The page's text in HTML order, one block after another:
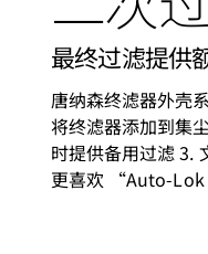
最终过滤提供
唐纳森终滤器外壳
将终滤器添加到集
时提供备用过滤 3.
更喜欢 “Auto-Lok